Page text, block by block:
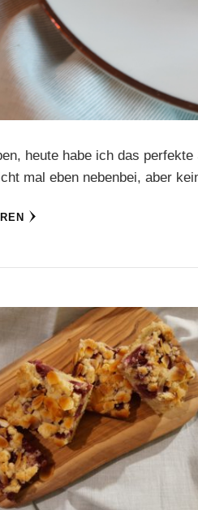
heute habe ich das
mal eben nebenbei, aber